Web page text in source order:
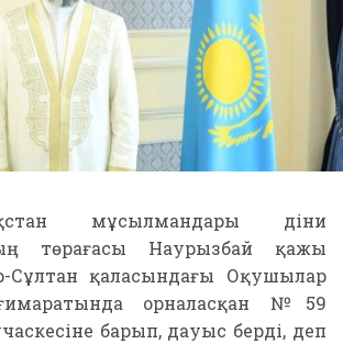
мұсылмандары діни
төрағасы Наурызбай қажы
Сұлтан қаласындағы Оқушылар
орналасқан №59
барып, дауыс берді, деп